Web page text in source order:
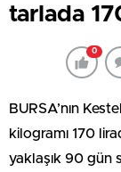
tarlada
0
BURSA’nın
kilogramı 170
yaklaşık 90 gün